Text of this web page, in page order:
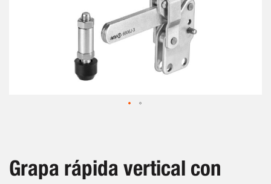
de
la
Grapa rápida vertical con